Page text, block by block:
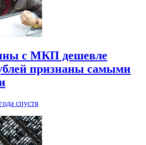
с МКП дешевле
признаны самыми
спустя